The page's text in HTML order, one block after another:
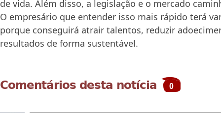
de vida. Além disso, a legislação e o mercado
O empresário que entender isso mais rápido terá
porque conseguirá atrair talentos, reduzir
resultados de forma sustentável.
Comentários desta notícia 0